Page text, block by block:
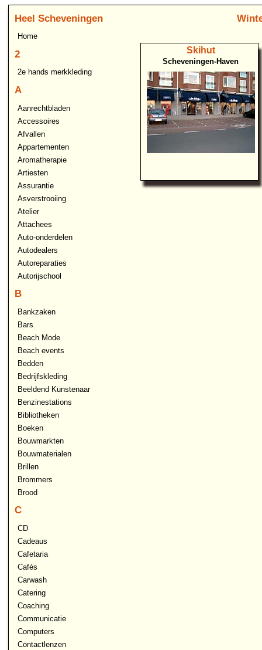
Heel Scheveningen
Home
2
2e hands merkkleding
A
Aanrechtbladen
Accessoires
Afvallen
Appartementen
Aromatherapie
Artiesten
Assurantie
Asverstrooiing
Atelier
Attachees
Auto-onderdelen
Autodealers
Autoreparaties
Autorijschool
B
Bankzaken
Bars
Beach Mode
Beach events
Bedden
Bedrijfskleding
Beeldend Kunstenaar
Benzinestations
Bibliotheken
Boeken
Bouwmarkten
Bouwmaterialen
Brillen
Brommers
Brood
C
CD
Cadeaus
Cafetaria
Cafés
Carwash
Catering
Coaching
Communicatie
Computers
Contactlenzen
Skihut
Scheveningen-Haven